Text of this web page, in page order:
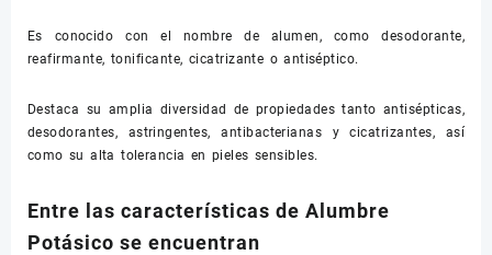
Es conocido con el nombre de alumen, como desodorante,
reafirmante, tonificante, cicatrizante o antiséptico.
Destaca su amplia diversidad de propiedades tanto antisépticas,
desodorantes, astringentes, antibacterianas y cicatrizantes, así
como su alta tolerancia en pieles sensibles.
Entre las características de Alumbre
Potásico se encuentran